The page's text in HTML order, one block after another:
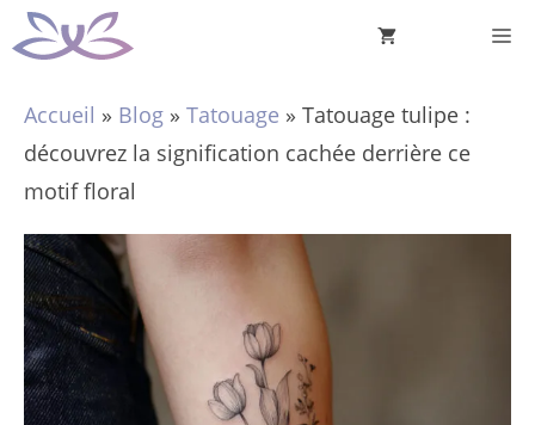
Aller
au
Accueil » Blog » Tatouage » Tatouage tulipe :
découvrez la signification cachée derrière ce
motif floral